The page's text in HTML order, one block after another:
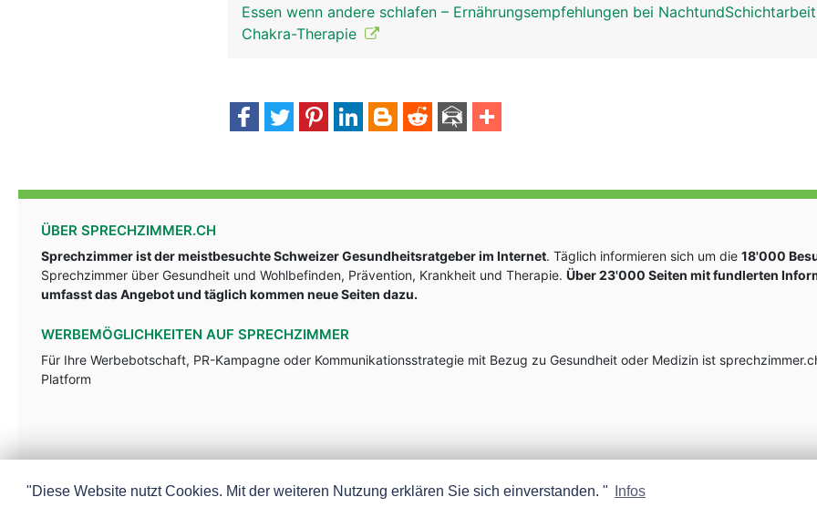
Essen wenn andere schlafen – Ernährungsempfehlungen bei
Chakra-Therapie
ÜBER SPRECHZIMMER.CH
Sprechzimmer ist der meistbesuchte Schweizer Gesundheitsratgeber im Internet. Täglich informieren sich um die 18'000
Sprechzimmer über Gesundheit und Wohlbefinden, Prävention, Krankheit und Therapie. Über 23'000 Seiten mit fundlerten
umfasst das Angebot und täglich kommen neue Seiten dazu.
WERBEMÖGLICHKEITEN AUF SPRECHZIMMER
Für Ihre Werbebotschaft, PR-Kampagne oder Kommunikationsstrategie mit Bezug zu Gesundheit oder Medizin ist
Platform
"Diese Website nutzt Cookies. Mit der weiteren Nutzung erklären Sie sich einverstanden. " Infos